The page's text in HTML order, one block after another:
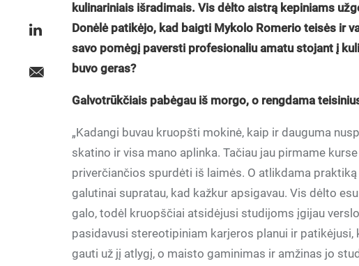
kulinariniais išradimais. Vis dėlto aistrą kepiniams
Donėlė patikėjo, kad baigti Mykolo Romerio teisės ir
savo pomėgį paversti profesionaliu amatu stojant į
buvo geras?
Galvotrūkčiais pabėgau iš morgo, o rengdama
„Kadangi buvau kruopšti mokinė, kaip ir dauguma
skatino ir visa mano aplinka. Tačiau jau pirmame
priverčiančios spurdėti iš laimės. O atlikdama
galutinai supratau, kad kažkur apsigavau. Vis dėlto
galo, todėl kruopščiai atsidėjusi studijoms įgijau
pasidavusi stereotipiniam karjeros planui ir
gauti už jį atlygį, o maisto gaminimas ir amžinas jo